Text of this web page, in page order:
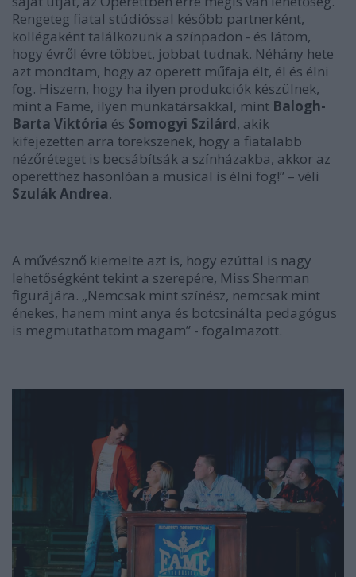
Rengeteg fiatal stúdióssal később partnerként,
kollégaként találkozunk a színpadon - és látom,
hogy évről évre többet, jobbat tudnak. Néhány hete
azt mondtam, hogy az operett műfaja élt, él és élni
fog. Hiszem, hogy ha ilyen produkciók készülnek,
mint a Fame, ilyen munkatársakkal, mint Balogh-
Barta Viktória és Somogyi Szilárd, akik
kifejezetten arra törekszenek, hogy a fiatalabb
nézőréteget is becsábítsák a színházakba, akkor az
operetthez hasonlóan a musical is élni fog!” – véli
Szulák Andrea.
A művésznő kiemelte azt is, hogy ezúttal is nagy
lehetőségként tekint a szerepére, Miss Sherman
figurájára. „Nemcsak mint színész, nemcsak mint
énekes, hanem mint anya és botcsinálta pedagógus
is megmutathatom magam” - fogalmazott.